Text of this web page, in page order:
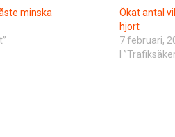
minska
Ökat antal
hjort
7 februari,
I